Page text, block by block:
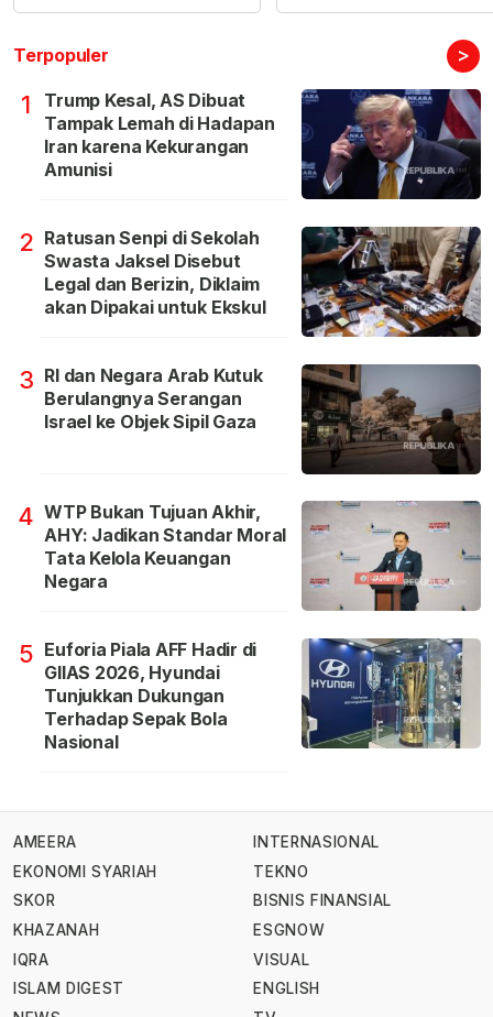
Terpopuler >
1
Trump Kesal, AS Dibuat
Tampak Lemah di Hadapan
Iran karena Kekurangan
Amunisi
2 Ratusan Senpi di Sekolah
Swasta Jaksel Disebut
Legal dan Berizin, Diklaim
akan Dipakai untuk Ekskul
3 RI dan Negara Arab Kutuk
Berulangnya Serangan
Israel ke Objek Sipil Gaza
4 WTP Bukan Tujuan Akhir,
AHY: Jadikan Standar Moral
Tata Kelola Keuangan
Negara
5 Euforia Piala AFF Hadir di
GIIAS 2026, Hyundai
Tunjukkan Dukungan
Terhadap Sepak Bola
Nasional
AMEERA
EKONOMI SYARIAH
SKOR
KHAZANAH
IQRA
ISLAM DIGEST
INTERNASIONAL
TEKNO
BISNIS FINANSIAL
ESGNOW
VISUAL
ENGLISH